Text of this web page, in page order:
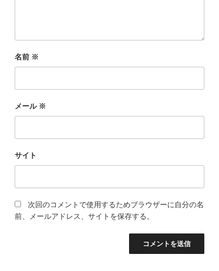
名前 ※
メール ※
サイト
次回のコメントで使用するためブラウザーに自分の名
前、メールアドレス、サイトを保存する。